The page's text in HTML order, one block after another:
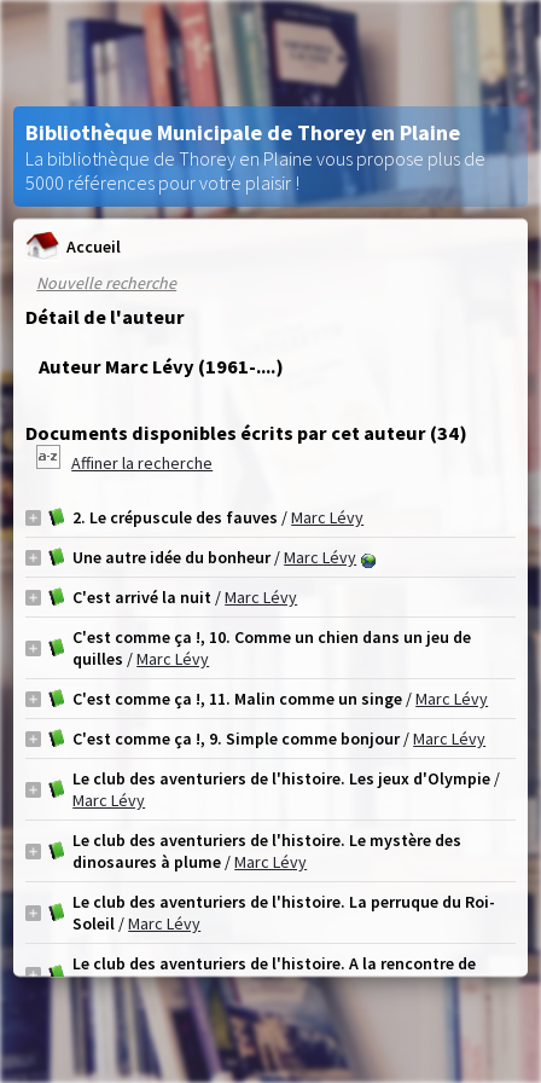
Accueil
Nouvelle recherche
Détail de l'auteur
Auteur Marc Lévy (1961-....)
Documents disponibles écrits par cet auteur (34)
Affiner la recherche
2. Le crépuscule des fauves /Marc Lévy
Une autre idée du bonheur/Marc Lévy
C'est arrivé la nuit /Marc Lévy
C'est comme ça !, 10. Comme un chien dans un jeu de
quilles /Marc Lévy
C'est comme ça !, 11. Malin comme un singe /Marc Lévy
C'est comme ça !, 9. Simple comme bonjour/Marc Lévy
Le club des aventuriers de l'histoire. Les jeux d'Olympie /
Marc Lévy
Le club des aventuriers de l'histoire. Le mystère des
dinosaures à plume/Marc Lévy
Le club des aventuriers de l'histoire. La perruque du Roi-
Soleil/Marc Lévy
Le club des aventuriers de l'histoire. A la rencontre de
Gustave Eiffel/Marc Lévy
Le club des aventuriers de l'histoire. Le voyage en
montgolfière/
Marc Lévy
Bibliothèque Municipale de Thorey en Plaine
La bibliothèque de Thorey en Plaine vous propose plus de
5000 références pour votre plaisir !